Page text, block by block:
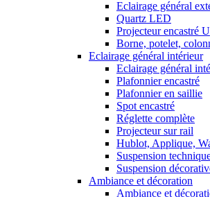
Eclairage général
Quartz LED
Projecteur encastré
Borne, potelet,
Eclairage général intérieur
Eclairage général
Plafonnier encastré
Plafonnier en saillie
Spot encastré
Réglette complète
Projecteur sur rail
Hublot, Applique,
Suspension
Suspension
Ambiance et décoration
Ambiance et